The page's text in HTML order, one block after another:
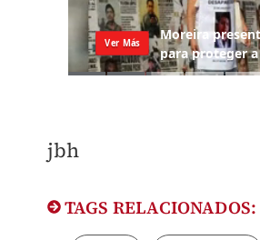
jbh
TAGS RELACIONADOS: